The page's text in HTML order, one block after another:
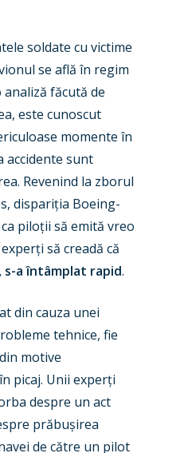
soldate cu victime
se află în regim
făcută de
este cunoscut
momente în
accidente sunt
Revenind la zborul
dispariția Boeing-
piloții să emită vreo
să creadă că
a întâmplat rapid.
din cauza unei
tehnice, fie
motive
picaj. Unii experți
despre un act
prăbușirea
de către un pilot